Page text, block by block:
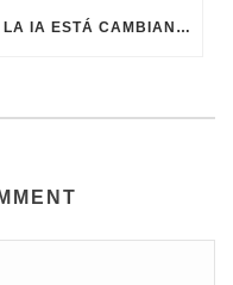
PERSONALIZACIÓN A ESCALA: LA IA ESTÁ CAMBIANDO EL MARKETING